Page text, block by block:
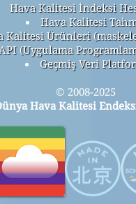
Hava Kalitesi İndeksi
Hava Kalitesi
Kalitesi Ürünleri
API (Uygulama
Geçmiş Veri
© 2008-2025
Hava Kalitesi